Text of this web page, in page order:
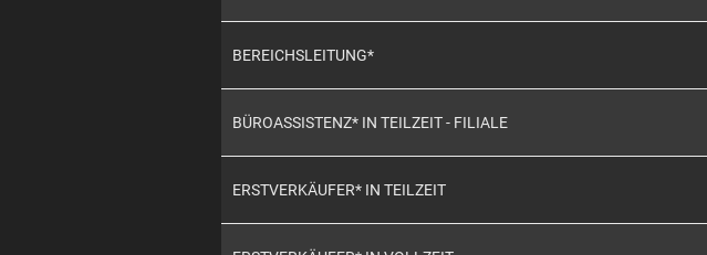
BEREICHSLEITUNG*
BÜROASSISTENZ* IN TEILZEIT - FILIALE
ERSTVERKÄUFER* IN TEILZEIT